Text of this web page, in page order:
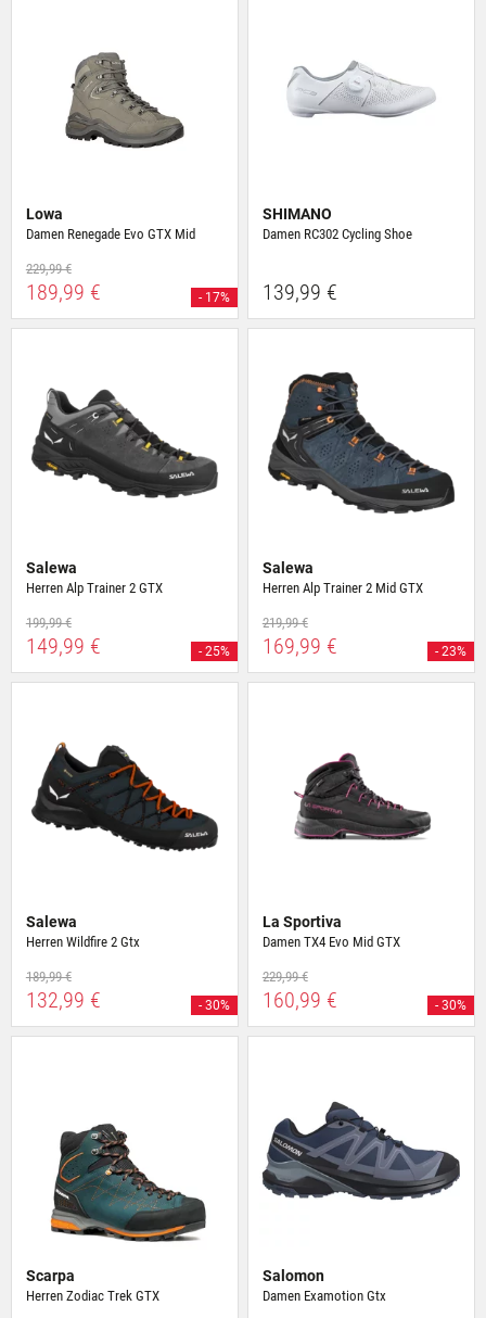
Lowa
Damen Renegade Evo GTX Mid
229,99 €
189,99 € - 17%
SHIMANO
Damen RC302 Cycling Shoe
139,99 €
Salewa
Herren Alp Trainer 2 GTX
199,99 €
149,99 € - 25%
Salewa
Herren Alp Trainer 2 Mid GTX
219,99 €
169,99 € - 23%
Salewa
Herren Wildfire 2 Gtx
189,99 €
132,99 € - 30%
La Sportiva
Damen TX4 Evo Mid GTX
229,99 €
160,99 € - 30%
Scarpa
Herren Zodiac Trek GTX
Salomon
Damen Examotion Gtx